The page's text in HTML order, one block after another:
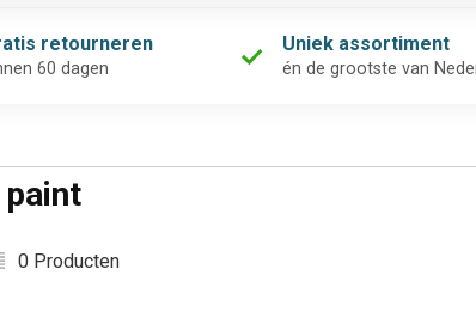
retourneren
60 dagen
Uniek assortiment
én de grootste van
0 Producten